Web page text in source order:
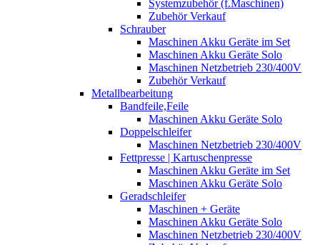
Systemzubehör (f.Maschinen)
Zubehör Verkauf
Schrauber
Maschinen Akku Geräte im Set
Maschinen Akku Geräte Solo
Maschinen Netzbetrieb 230/400V
Zubehör Verkauf
Metallbearbeitung
Bandfeile,Feile
Maschinen Akku Geräte Solo
Doppelschleifer
Maschinen Netzbetrieb 230/400V
Fettpresse | Kartuschenpresse
Maschinen Akku Geräte im Set
Maschinen Akku Geräte Solo
Geradschleifer
Maschinen + Geräte
Maschinen Akku Geräte Solo
Maschinen Netzbetrieb 230/400V